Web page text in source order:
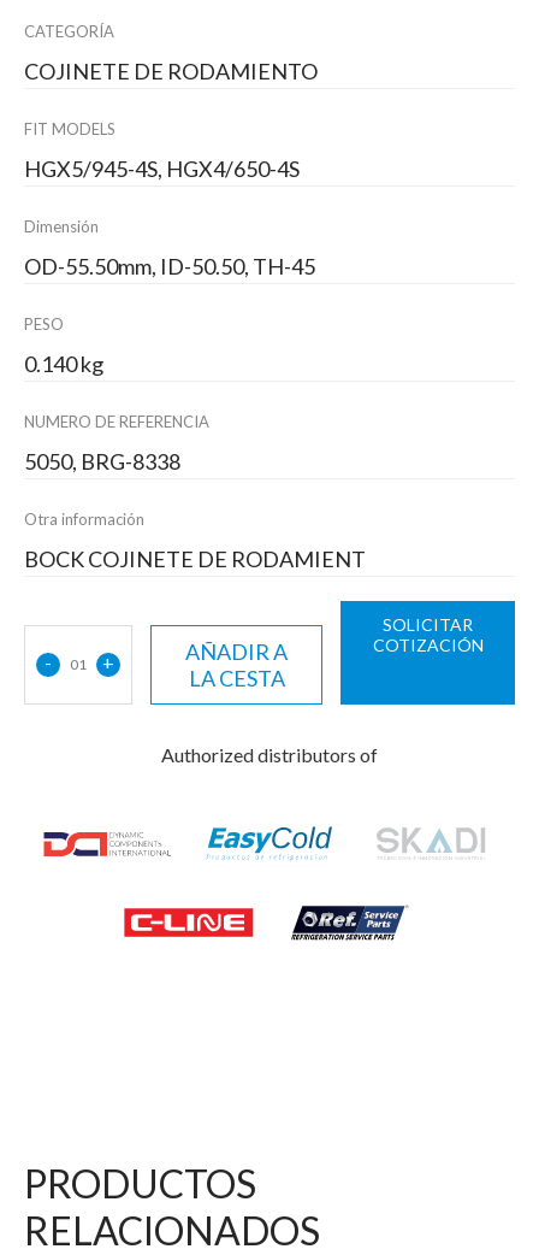
CATEGORÍA
COJINETE DE RODAMIENTO
FIT MODELS
HGX5/945-4S, HGX4/650-4S
Dimensión
OD-55.50mm, ID-50.50, TH-45
PESO
0.140 kg
NUMERO DE REFERENCIA
5050, BRG-8338
Otra información
BOCK COJINETE DE RODAMIENT
- 01 +
AÑADIR A
LA CESTA
SOLICITAR
COTIZACIÓN
Authorized distributors of
PRODUCTOS
RELACIONADOS